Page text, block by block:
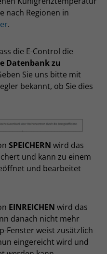
nach Regionen in
.
die E-Control die
Datenbank zu
Sie uns bitte mit
bekannt, ob Sie dies
SPEICHERN wird das
und kann zu einem
und bearbeitet
EINREICHEN wird das
danach nicht mehr
Fenster weist zusätzlich
eingereicht wird und